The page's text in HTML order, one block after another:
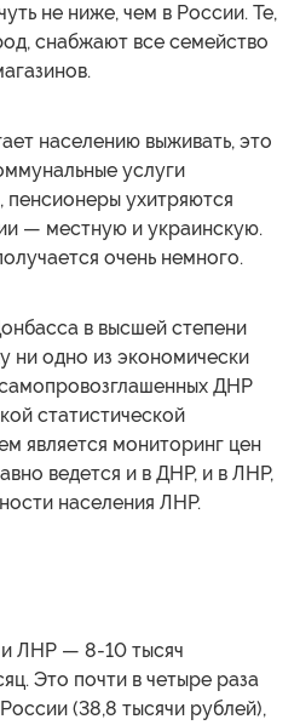
не ниже, чем в России. Те,
снабжают все семейство
населению выживать, это
услуги
пенсионеры ухитряются
— местную и украинскую.
очень немного.
в высшей степени
ни одно из экономически
ДНР
статистической
является мониторинг цен
ведется и в ДНР, и в ЛНР,
населения ЛНР.
ЛНР — 8-10 тысяч
Это почти в четыре раза
(38,8 тысячи рублей),